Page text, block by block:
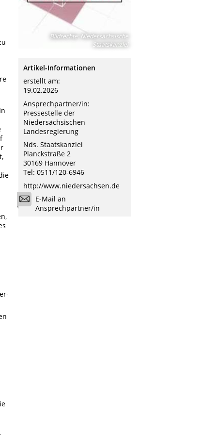
Bildrechte: Niedersächsische
Staatskanzlei
Artikel-Informationen
erstellt am:
19.02.2026
Ansprechpartner/in:
Pressestelle der
Niedersächsischen
Landesregierung
Nds. Staatskanzlei
Planckstraße 2
30169 Hannover
Tel: 0511/120-6946
http://www.niedersachsen.de
E-Mail an
Ansprechpartner/in